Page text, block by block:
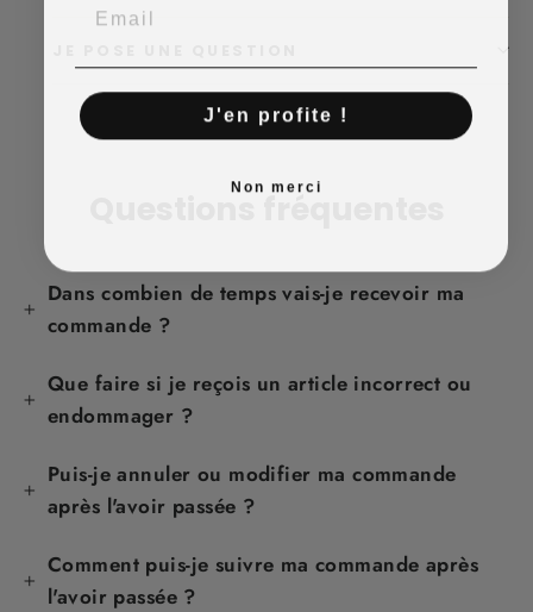
Dans combien de temps vais-je recevoir ma
commande ?
Que faire si je reçois un article incorrect ou
endommager ?
Puis-je annuler ou modifier ma commande
après l'avoir passée ?
Comment puis-je suivre ma commande après
l'avoir passée ?
J'en profite !
Non merci